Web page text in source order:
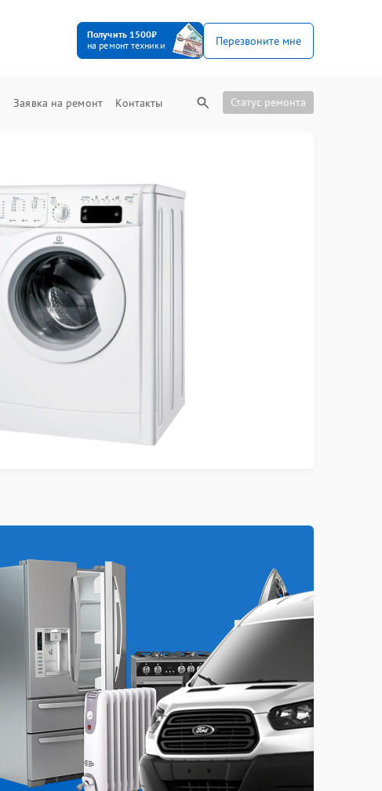
Получить 1500₽
на ремонт техники
Перезвоните мне
Заявка на ремонт Контакты Статус ремонта